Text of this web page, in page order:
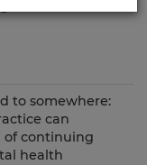
to somewhere:
can
of continuing
health